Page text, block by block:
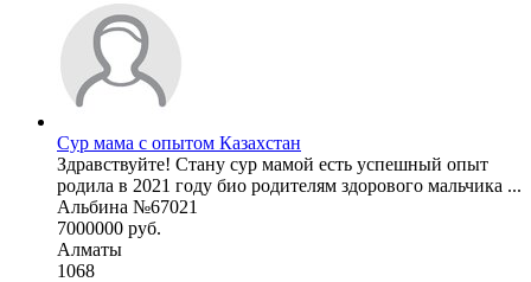
Сур мама с опытом Казахстан
Здравствуйте! Стану сур мамой есть успешный опыт
родила в 2021 году био родителям здорового мальчика ...
Альбина №67021
7000000 руб.
Алматы
1068